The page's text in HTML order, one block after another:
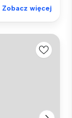
Zobacz więcej